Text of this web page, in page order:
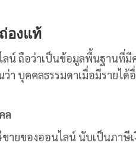
องแท้
ลน์ ถือว่าเป็นข้อมูลพื้นฐานที่
า บุคคลธรรมดาเมื่อมีรายไ
ล
ยของออนไลน์ นับเป็นภาษีเ